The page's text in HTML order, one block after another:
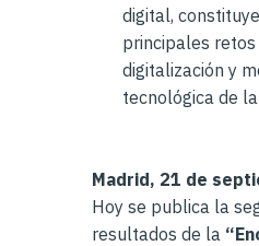
digital,
principales
digitalización y
tecnológica de
Madrid, 21 de
Hoy se publica la
resultados de la